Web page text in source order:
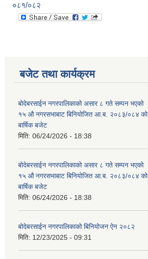
०८१/०८२
बजेट तथा कार्यक्रम
बोदेबरसाईन नगरपालिकाको असार ८ गते सम्पन भएको
१५ ‍‍‍औ नगरसभाबाट बिनियोजित आ.ब. २०८३/०८४ को
बार्षिक बजेट
मिति: 06/24/2026 - 18:38
बोदेबरसाईन नगरपालिकाको असार ८ गते सम्पन भएको
१५ ‍‍‍औ नगरसभाबाट बिनियोजित आ.ब. २०८३/०८४ को
बार्षिक बजेट
मिति: 06/24/2026 - 18:38
बोदेबरसाईन नगरपालिकाको बिनियोजन ऐन २०८२
मिति: 12/23/2025 - 09:31